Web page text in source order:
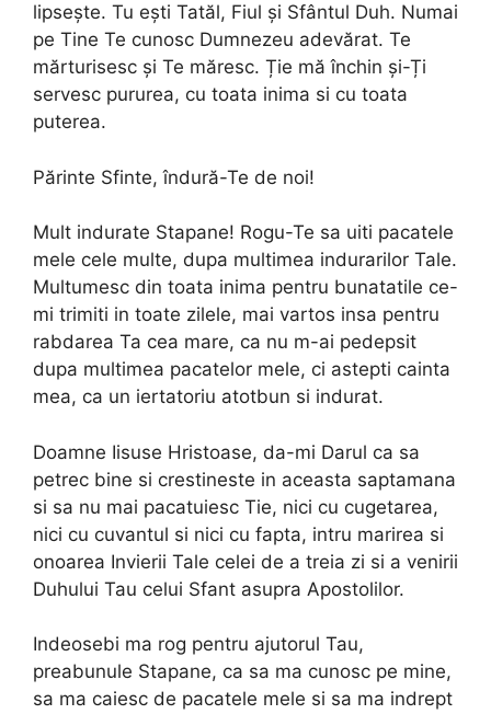
lipsește. Tu ești Tatăl, Fiul și Sfântul Duh. Numai
pe Tine Te cunosc Dumnezeu adevărat. Te
mărturisesc și Te măresc. Ție mă închin și-Ți
servesc pururea, cu toata inima si cu toata
puterea.
Părinte Sfinte, îndură-Te de noi!
Mult indurate Stapane! Rogu-Te sa uiti pacatele
mele cele multe, dupa multimea indurarilor Tale.
Multumesc din toata inima pentru bunatatile ce-
mi trimiti in toate zilele, mai vartos insa pentru
rabdarea Ta cea mare, ca nu m-ai pedepsit
dupa multimea pacatelor mele, ci astepti cainta
mea, ca un iertatoriu atotbun si indurat.
Doamne Iisuse Hristoase, da-mi Darul ca sa
petrec bine si crestineste in aceasta saptamana
si sa nu mai pacatuiesc Tie, nici cu cugetarea,
nici cu cuvantul si nici cu fapta, intru marirea si
onoarea Invierii Tale celei de a treia zi si a venirii
Duhului Tau celui Sfant asupra Apostolilor.
Indeosebi ma rog pentru ajutorul Tau,
preabunule Stapane, ca sa ma cunosc pe mine,
sa ma caiesc de pacatele mele si sa ma indrept